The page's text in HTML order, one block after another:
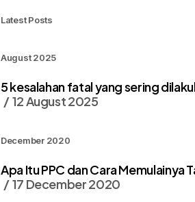
Latest Posts
August 2025
5 kesalahan fatal yang sering
12 August 2025
December 2020
Apa Itu PPC dan Cara Memulainya
17 December 2020